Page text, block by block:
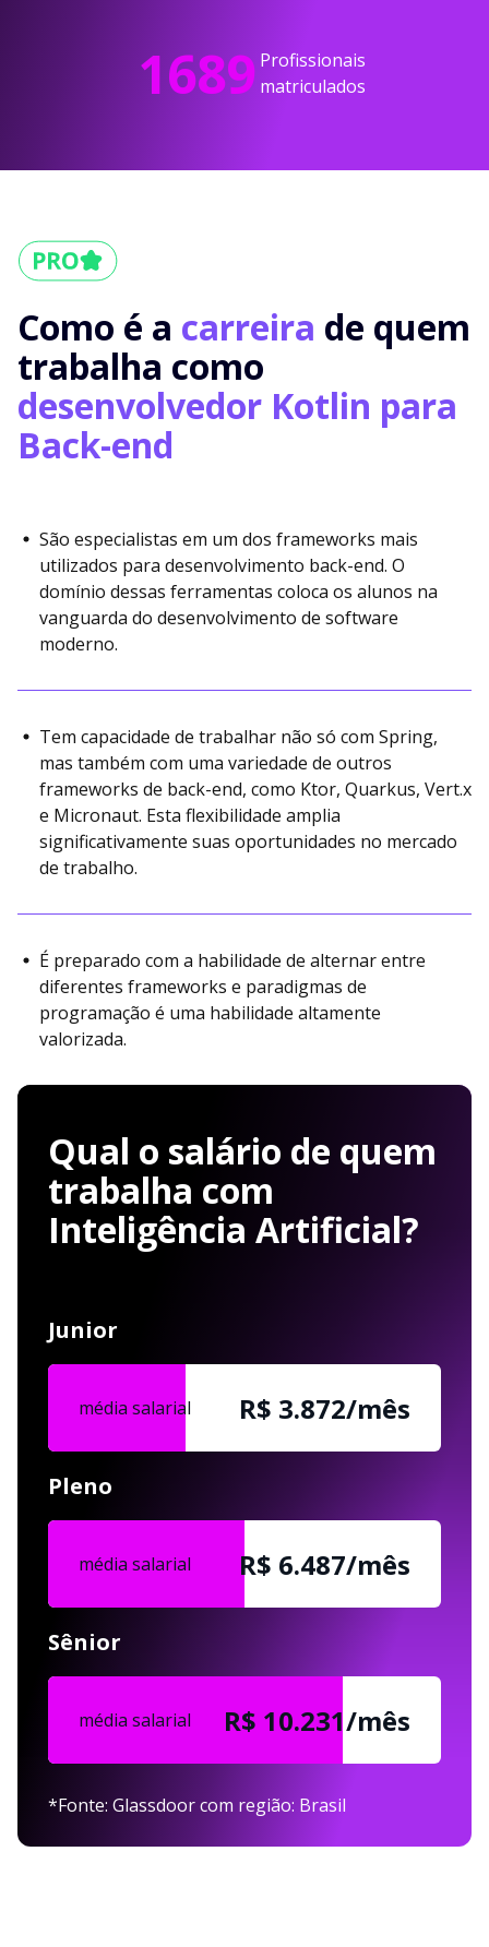
1689 Profissionais
matriculados
Como é a carreira de quem
trabalha como
desenvolvedor Kotlin para
Back-end
São especialistas em um dos frameworks mais
utilizados para desenvolvimento back-end. O
domínio dessas ferramentas coloca os alunos na
vanguarda do desenvolvimento de software
moderno.
Tem capacidade de trabalhar não só com Spring,
mas também com uma variedade de outros
frameworks de back-end, como Ktor, Quarkus, Vert.x
e Micronaut. Esta flexibilidade amplia
significativamente suas oportunidades no mercado
de trabalho.
É preparado com a habilidade de alternar entre
diferentes frameworks e paradigmas de
programação é uma habilidade altamente
valorizada.
Qual o salário de quem
trabalha com
Inteligência Artificial?
Junior
média salarial R$ 3.872/mês
Pleno
média salarial R$ 6.487/mês
Sênior
média salarial R$ 10.231/mês
*Fonte: Glassdoor com região: Brasil